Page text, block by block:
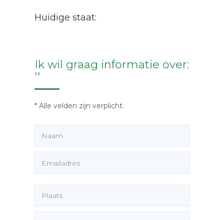
Huidige staat:
Ik wil graag informatie over:
''
* Alle velden zijn verplicht.